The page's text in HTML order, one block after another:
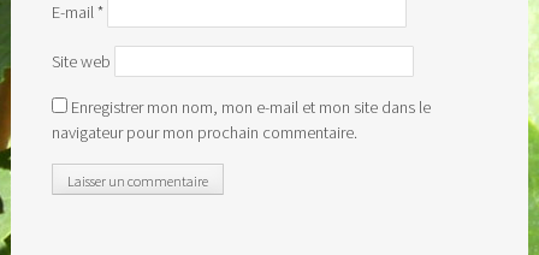
E-mail*
Site web
Enregistrer mon nom, mon e-mail et mon site dans le
navigateur pour mon prochain commentaire.